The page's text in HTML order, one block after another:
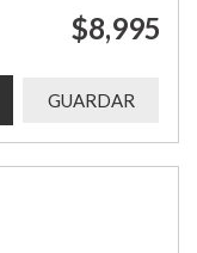
$8,995
GUARDAR